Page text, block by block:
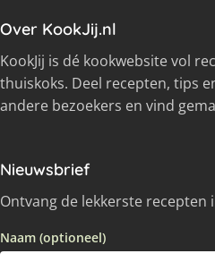
Over KookJij.nl
KookJij is dé kookwebsite vol
thuiskoks. Deel recepten, tips
andere bezoekers en vind
Nieuwsbrief
Ontvang de lekkerste recepten
Naam (optioneel)